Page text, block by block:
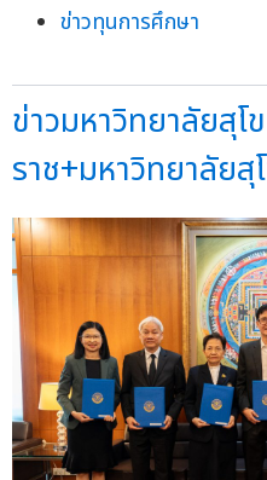
ข่าวทุนการศึกษา
ข่าวมหาวิทยาลัยสุโ
ราช+มหาวิทยาลัยสุ